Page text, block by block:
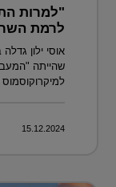
"למרות
לרמת
אוסי ילון
שהייתה
15.12.2024